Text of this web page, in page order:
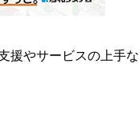
援やサービスの上手